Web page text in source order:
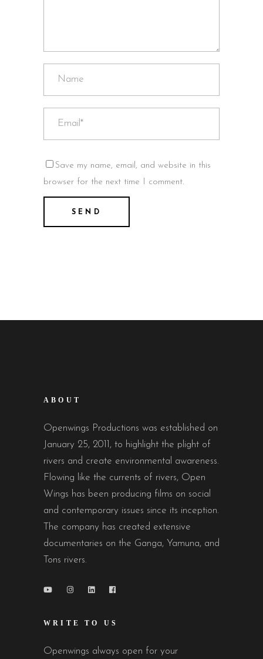
Save my name, email, and website in this
browser for the next time I comment.
ABOUT
Openwings Productions was established on
January 25, 2011, to highlight the plight of
rivers and create environmental awareness.
Flowing like the currents of rivers, Open
Wings has been producing films on social
and contemporary issues since its inception.
The company has created extensive
documentaries on the Ganga, Yamuna, and
Tons rivers.
WRITE TO US
Openwings always open for your